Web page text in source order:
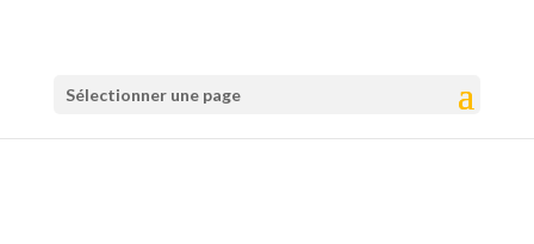
Sélectionner une page